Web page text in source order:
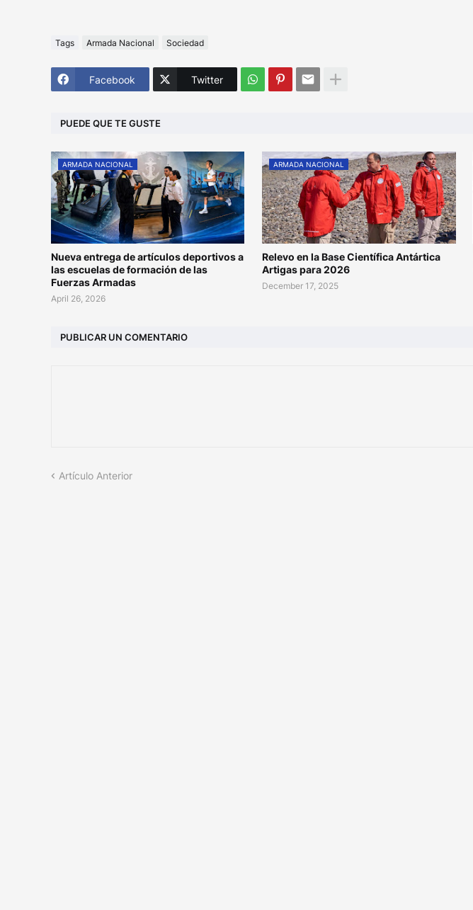
Tags Armada Nacional Sociedad
Facebook Twitter
PUEDE QUE TE GUSTE
ARMADA NACIONAL
Nueva entrega de artículos deportivos a
las escuelas de formación de las
Fuerzas Armadas
April 26, 2026
ARMADA NACIONAL
Relevo en la Base Científica Antártica
Artigas para 2026
December 17, 2025
PUBLICAR UN COMENTARIO
Artículo Anterior